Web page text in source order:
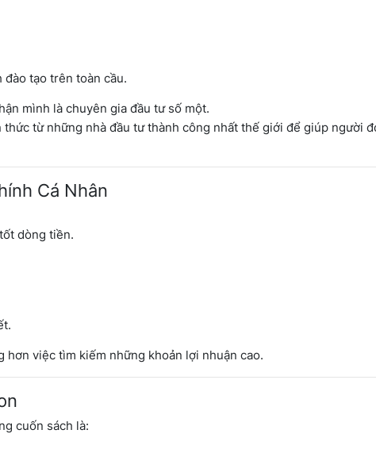
tạo trên toàn cầu.
mình là chuyên gia đầu tư số một.
từ những nhà đầu tư thành công nhất thế giới để giúp người
Cá Nhân
dòng tiền.
việc tìm kiếm những khoản lợi nhuận cao.
cuốn sách là: